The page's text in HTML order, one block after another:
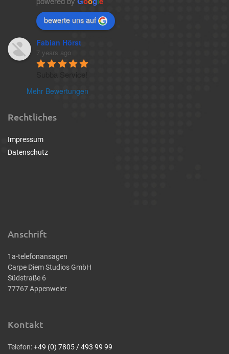
bewerte uns auf
Fabian Hörst
7 years ago
Mehr Bewertungen
Rechtliches
Impressum
Datenschutz
Anschrift
1a-telefonansagen
Carpe Diem Studios GmbH
Südstraße 6
77767 Appenweier
Kontakt
Telefon:+49 (0) 7805 / 493 99 99